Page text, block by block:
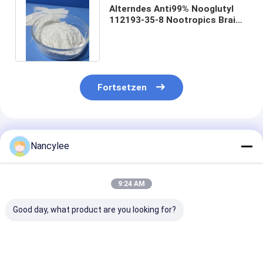
Alterndes Anti99% Nooglutyl
112193-35-8 Nootropics Brain
Fortsetzen
Empfohlene Produkte
Nancylee
9:24 AM
Good day, what product are you looking for?